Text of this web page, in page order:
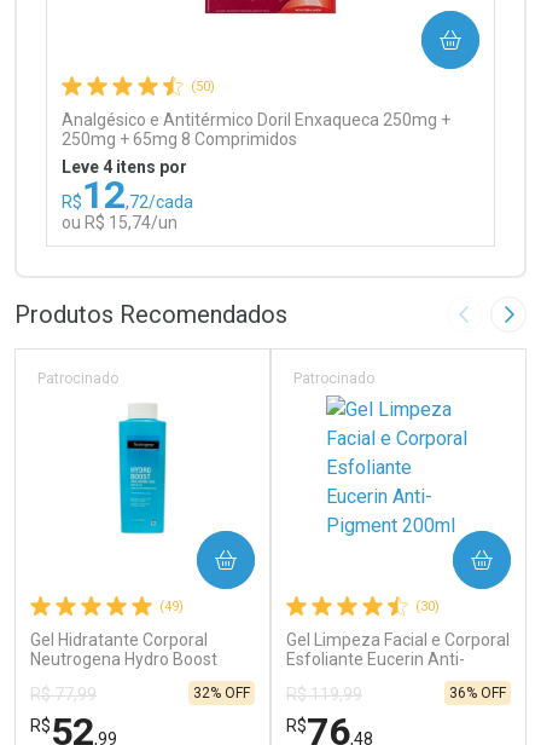
(50)
Analgésico e Antitérmico Doril Enxaqueca 250mg +
250mg + 65mg 8 Comprimidos
Leve 4 itens por
R$12,72/cada
ou R$ 15,74/un
COMPRAR
Laboratório
Ativar Desconto
Comprar sem Desconto
Por Menos
Comprar sem Desconto
Produtos Recomendados Imagem
(49)
Gel Hidratante Corporal
Neutrogena Hydro Boost
Patrocinado
R$ 77,99
R$52,99
32% OFF
COMPRAR
(30)
Gel Limpeza Facial e Corporal
Esfoliante Eucerin Anti-
Patrocinado
R$ 119,99
R$76,48
36% OFF
COMPRAR